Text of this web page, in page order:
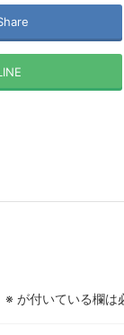
※ が付いている欄は